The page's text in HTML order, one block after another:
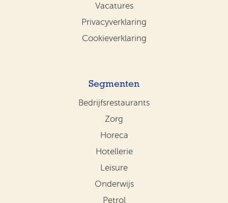
Vacatures
Privacyverklaring
Cookieverklaring
Segmenten
Bedrijfsrestaurants
Zorg
Horeca
Hotellerie
Leisure
Onderwijs
Petrol